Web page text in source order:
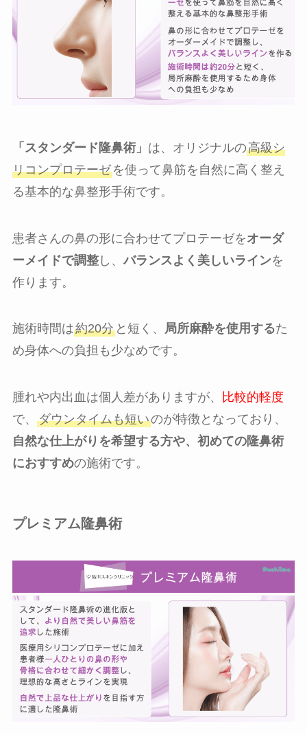
「スタンダード隆鼻術」 は、オリジナルの高級シ
リコンプロテーゼを使って鼻筋を自然に高く整え
る基本的な鼻整形手術です。
患者さんの鼻の形に合わせてプロテーゼをオーダ
ーメイドで調整し、バランスよく美しいラインを
作ります。
施術時間は約20分と短く、 局所麻酔を使用するた
め身体への負担も少なめです。
腫れや内出血は個人差がありますが、
比較的軽度
で、 ダウンタイムも短いのが特徴となっており、
自然な仕上がりを希望する方や、初めての隆鼻術
におすすめの施術です。
プレミアム隆鼻術